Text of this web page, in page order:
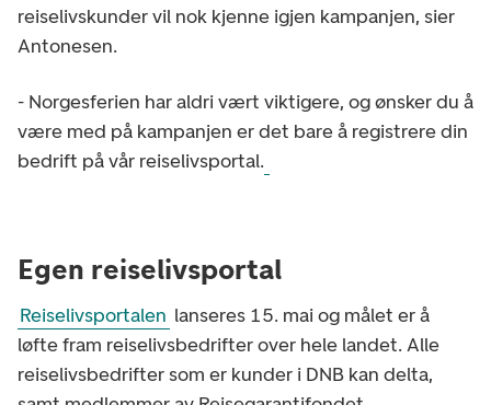
reiselivskunder vil nok kjenne igjen kampanjen, sier
Antonesen.
- Norgesferien har aldri vært viktigere, og ønsker du å
være med på kampanjen er det bare å registrere din
bedrift på vår reiselivsportal.
Egen reiselivsportal
Reiselivsportalen lanseres 15. mai og målet er å
løfte fram reiselivsbedrifter over hele landet. Alle
reiselivsbedrifter som er kunder i DNB kan delta,